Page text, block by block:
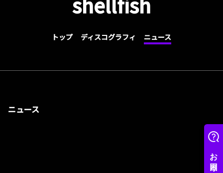
トップ ディスコグラフィ ニュース
ニュース